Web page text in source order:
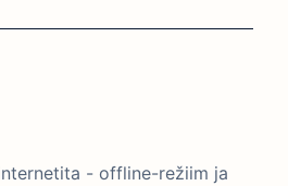
- offline-režiim ja